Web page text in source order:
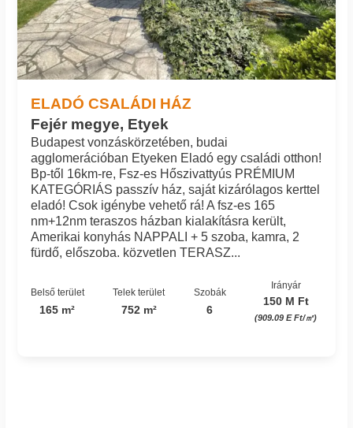
ELADÓ CSALÁDI HÁZ
Fejér megye, Etyek
Budapest vonzáskörzetében, budai
agglomerációban Etyeken Eladó egy családi otthon!
Bp-től 16km-re, Fsz-es Hőszivattyús PRÉMIUM
KATEGÓRIÁS passzív ház, saját kizárólagos kerttel
eladó! Csok igénybe vehető rá! A fsz-es 165
nm+12nm teraszos házban kialakításra került,
Amerikai konyhás NAPPALI + 5 szoba, kamra, 2
fürdő, előszoba. közvetlen TERASZ...
Belső terület
165 m²
Telek terület
752 m²
Szobák
6
Irányár
150 M Ft
(909.09 E Ft/㎡)